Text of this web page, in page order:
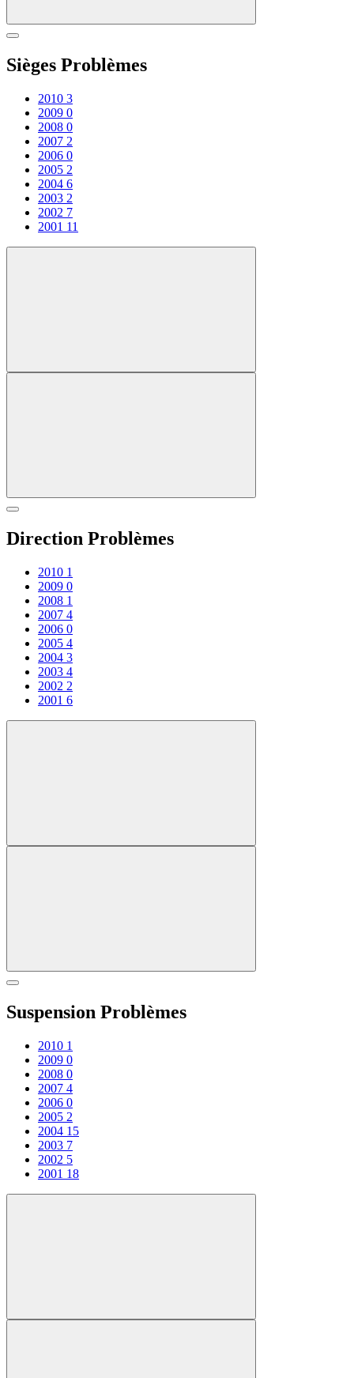
Sièges Problèmes
2010 3
2009 0
2008 0
2007 2
2006 0
2005 2
2004 6
2003 2
2002 7
2001 11
Direction Problèmes
2010 1
2009 0
2008 1
2007 4
2006 0
2005 4
2004 3
2003 4
2002 2
2001 6
Suspension Problèmes
2010 1
2009 0
2008 0
2007 4
2006 0
2005 2
2004 15
2003 7
2002 5
2001 18